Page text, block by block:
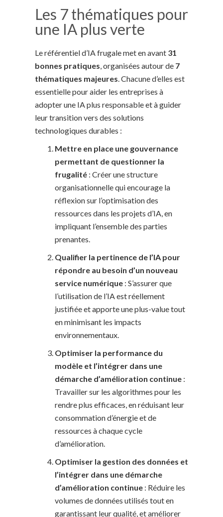
Les 7 thématiques pour
une IA plus verte
Le référentiel d’IA frugale met en avant 31
bonnes pratiques, organisées autour de 7
thématiques majeures. Chacune d’elles est
essentielle pour aider les entreprises à
adopter une IA plus responsable et à guider
leur transition vers des solutions
technologiques durables :
Mettre en place une gouvernance
permettant de questionner la
frugalité : Créer une structure
organisationnelle qui encourage la
réflexion sur l’optimisation des
ressources dans les projets d’IA, en
impliquant l’ensemble des parties
prenantes.
Qualifier la pertinence de l’IA pour
répondre au besoin d’un nouveau
service numérique : S’assurer que
l’utilisation de l’IA est réellement
justifiée et apporte une plus-value tout
en minimisant les impacts
environnementaux.
Optimiser la performance du
modèle et l’intégrer dans une
démarche d’amélioration continue :
Travailler sur les algorithmes pour les
rendre plus efficaces, en réduisant leur
consommation d’énergie et de
ressources à chaque cycle
d’amélioration.
Optimiser la gestion des données et
l’intégrer dans une démarche
d’amélioration continue : Réduire les
volumes de données utilisés tout en
garantissant leur qualité, et améliorer